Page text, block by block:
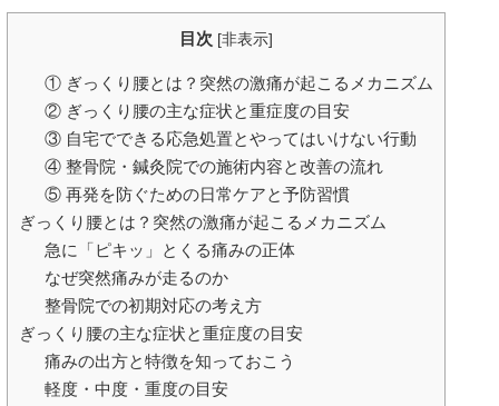
目次 [非表示]
① ぎっくり腰とは？突然の激痛が起こるメカニズム
② ぎっくり腰の主な症状と重症度の目安
③ 自宅でできる応急処置とやってはいけない行動
④ 整骨院・鍼灸院での施術内容と改善の流れ
⑤ 再発を防ぐための日常ケアと予防習慣
ぎっくり腰とは？突然の激痛が起こるメカニズム
急に「ピキッ」とくる痛みの正体
なぜ突然痛みが走るのか
整骨院での初期対応の考え方
ぎっくり腰の主な症状と重症度の目安
痛みの出方と特徴を知っておこう
軽度・中度・重度の目安